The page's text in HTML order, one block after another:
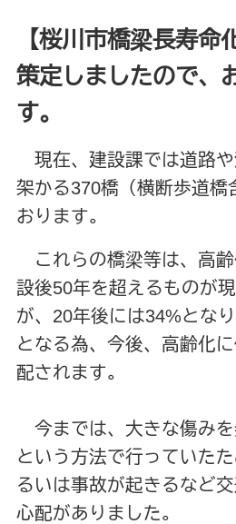
【桜川市橋梁長寿命
策定しましたので、
す。
現在、建設課では道路
架かる370橋（横断歩道橋
おります。
これらの橋梁等は、高
設後50年を超えるものが
が、20年後には34%とな
となる為、今後、高齢化
配されます。
今までは、大きな傷み
という方法で行っていた
るいは事故が起きるなど
心配がありました。